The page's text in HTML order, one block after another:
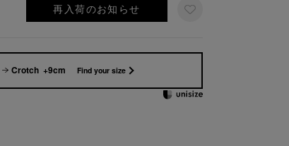
再入荷のお知らせ
Crotch +9cm Find your size